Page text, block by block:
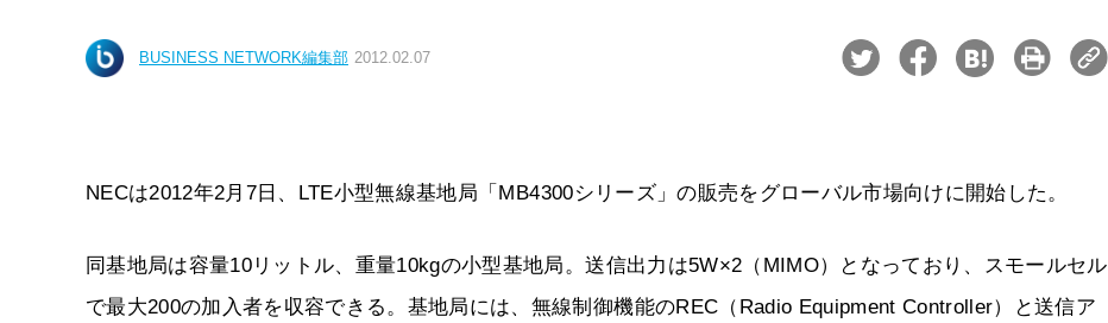
BUSINESS NETWORK編集部 2012.02.07
NECは2012年2月7日、LTE小型無線基地局「MB4300シリーズ」の販売をグローバル市場向けに開始した。
同基地局は容量10リットル、重量10kgの小型基地局。送信出力は5W×2（MIMO）となっており、スモールセル
で最大200の加入者を収容できる。基地局には、無線制御機能のREC（Radio Equipment Controller）と送信ア